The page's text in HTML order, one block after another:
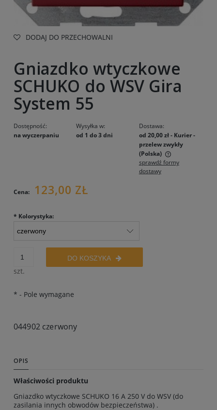
DODAJ DO PRZECHOWALNI
Gniazdko wtyczkowe
SCHUKO do WSV Gira
System 55
Dostępność:
na wyczerpaniu
Wysyłka w:
od 1 do 3 dni
Dostawa:
od 20,00 zł- Kurier -
przelew zwykły
(Polska)
Cena nie zawiera ewentualnych kosztów płatności
sprawdź formy
dostawy
Cena: 123,00 ZŁ
* Kolorystyka:
szt.
DO KOSZYKA
* - Pole wymagane
044902 czerwony
OPIS
Właściwości produktu
Gniazdko wtyczkowe SCHUKO 16 A 250 V do WSV (do
zasilania innych obwodów bezpieczeństwa) .